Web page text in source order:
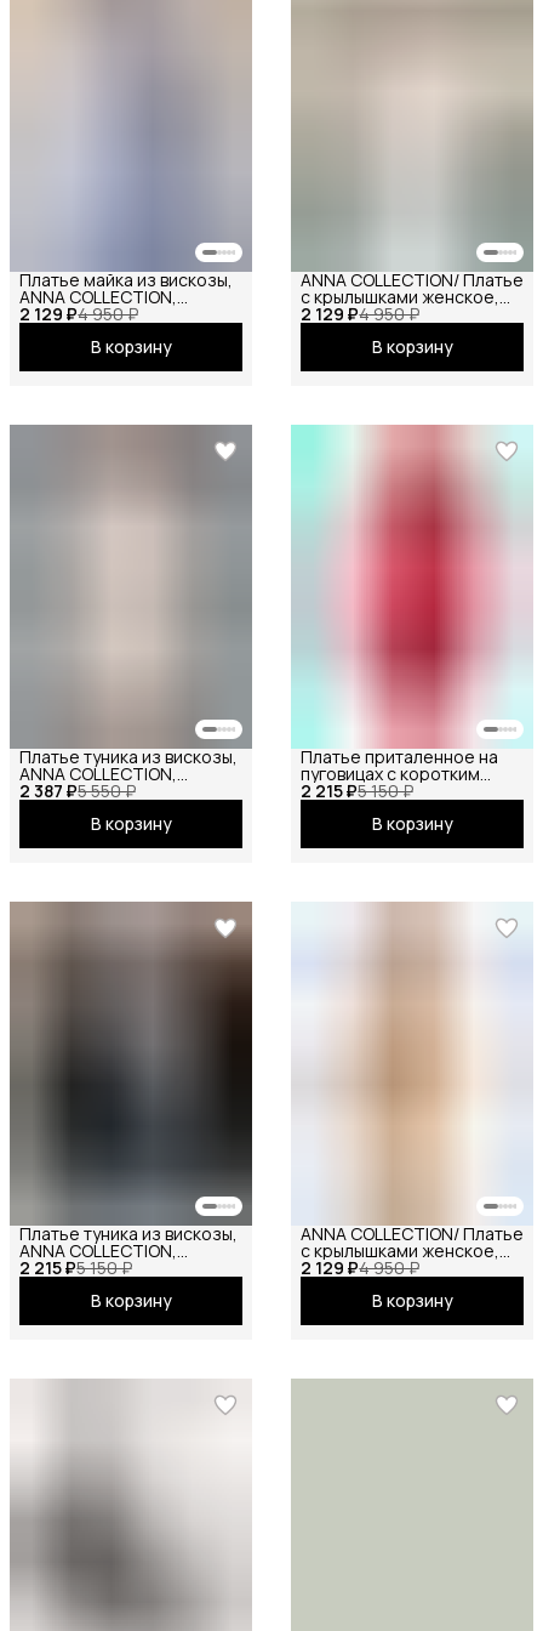
2 129 ₽4 950 ₽
Платье майка из вискозы,
ANNA COLLECTION,
сарафан офисный, на
вечернее праздничное
В корзину
2 129 ₽4 950 ₽
ANNA COLLECTION/ Платье
с крылышками женское,
платье вечернее,
шёлковое, на праздник
В корзину
2 387 ₽5 550 ₽
Платье туника из вискозы,
ANNA COLLECTION,
вечернее праздничное
повседневное офисное
В корзину
2 215 ₽5 150 ₽
Платье приталенное на
пуговицах с коротким
рукавом
В корзину
2 215 ₽5 150 ₽
Платье туника из вискозы,
ANNA COLLECTION,
вечернее праздничное
повседневное офисное
В корзину
2 129 ₽4 950 ₽
ANNA COLLECTION/ Платье
с крылышками женское,
платье вечернее,
нарядное, атласное,
шёлковое, на праздник
В корзину